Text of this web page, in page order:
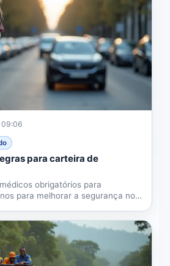
para carteira de
obrigatórios para
para melhorar a segurança no